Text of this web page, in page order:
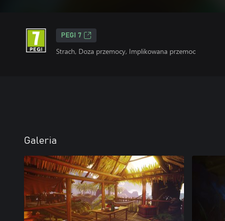
PEGI 7
Strach, Doza przemocy, Implikowana przemoc
Galeria